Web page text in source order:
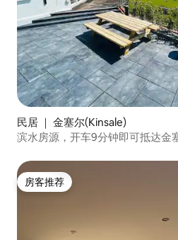
民居 ｜ 金塞尔(Kinsale)
滨水房源，开车9分钟即可抵达金
房客推荐
房客推荐